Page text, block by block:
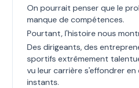
On pourrait penser que le
manque de compétences.
Pourtant, l'histoire nous
Des dirigeants, des
sportifs extrêmement
vu leur carrière s'effondrer en
instants.